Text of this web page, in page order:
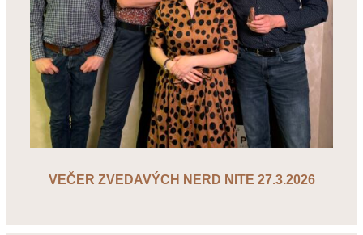
VEČER ZVEDAVÝCH NERD NITE 27.3.2026